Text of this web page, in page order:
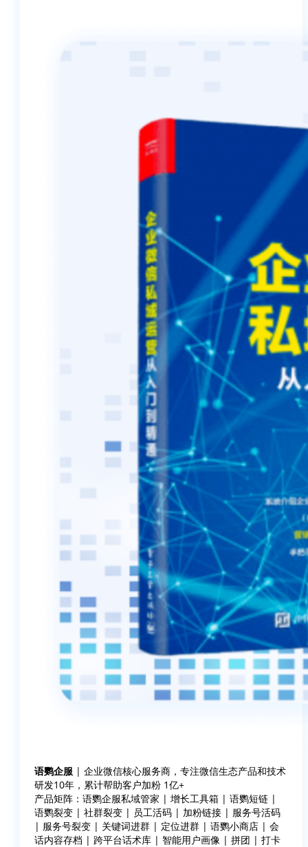
语鹦企服 | 企业微信核心服务商，专注微信生态产品和技术
研发10年，累计帮助客户加粉 1亿+
产品矩阵：语鹦企服私域管家 | 增长工具箱 | 语鹦短链 |
语鹦裂变 | 社群裂变 | 员工活码 | 加粉链接 | 服务号活码
| 服务号裂变 | 关键词进群 | 定位进群 | 语鹦小商店 | 会
话内容存档 | 跨平台话术库 | 智能用户画像 | 拼团 | 打卡